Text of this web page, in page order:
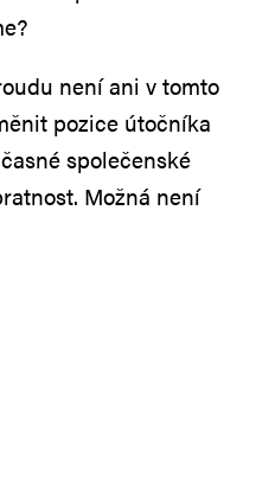
není ani v tomto
pozice útočníka
společenské
Možná není